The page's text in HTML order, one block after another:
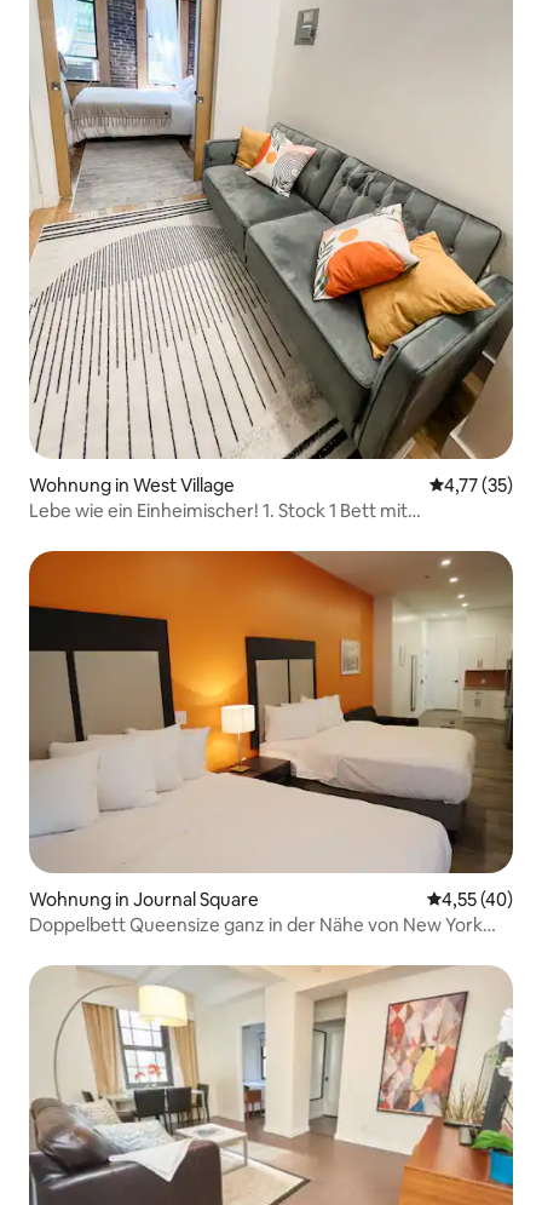
Wohnung in West Village
4,77 (35)
Lebe wie ein Einheimischer! 1. Stock 1 Bett mit
Wohnung in Journal Square
4,55 (40)
Doppelbett Queensize ganz in der Nähe von New York